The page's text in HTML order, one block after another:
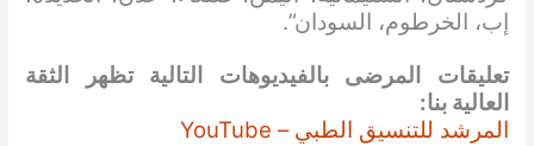
إب، الخرطوم، السودان”.
تعليقات المرضى بالفيديوهات التالية تظهر الثقة
العالية بنا:
المرشد للتنسيق الطبي – YouTube